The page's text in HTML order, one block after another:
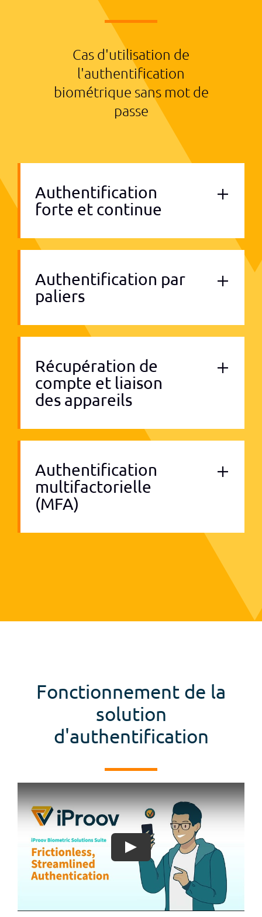
Cas d'utilisation de
l'authentification
biométrique sans mot de
passe
Authentification
forte et continue
Authentification par
paliers
Récupération de
compte et liaison
des appareils
Authentification
multifactorielle
(MFA)
Fonctionnement de la
solution
d'authentification